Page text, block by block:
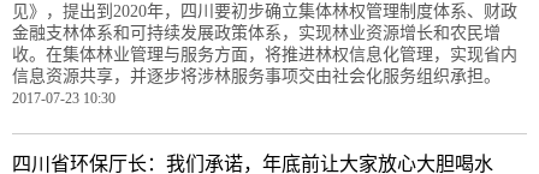
见》，提出到2020年，四川要初步确立集体林权管理制度体系、财政
金融支林体系和可持续发展政策体系，实现林业资源增长和农民增
收。在集体林业管理与服务方面，将推进林权信息化管理，实现省内
信息资源共享，并逐步将涉林服务事项交由社会化服务组织承担。
2017-07-23 10:30
四川省环保厅长：我们承诺，年底前让大家放心大胆喝水